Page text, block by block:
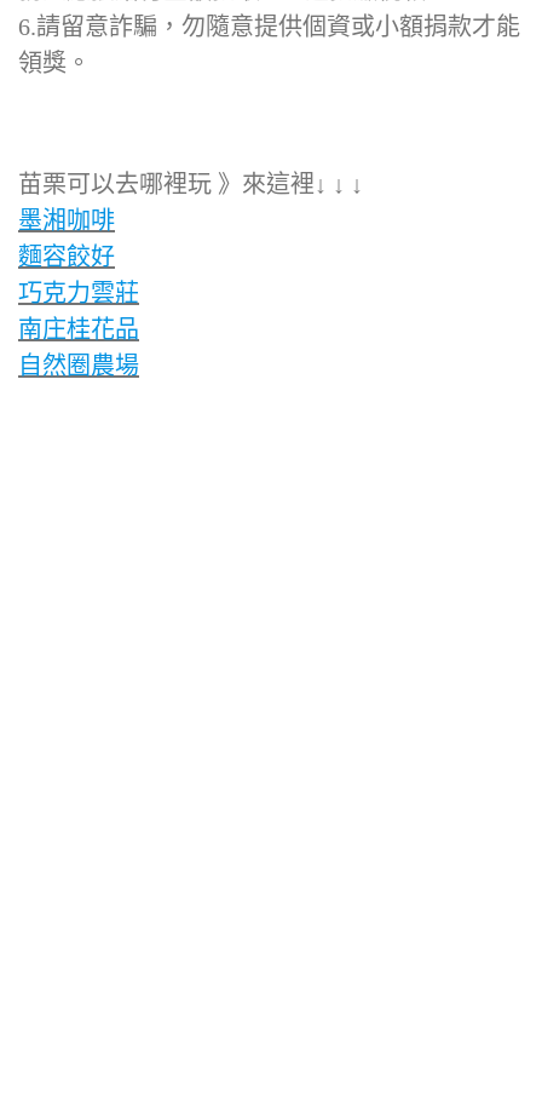
6.請留意詐騙，勿隨意提供個資或小額捐款才能
領獎。
苗栗可以去哪裡玩 》來這裡↓ ↓ ↓
墨湘咖啡
麵容餃好
巧克力雲莊
南庄桂花品
自然圈農場